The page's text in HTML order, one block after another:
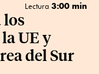
Lectura 3:00 min
los
UE y
del Sur